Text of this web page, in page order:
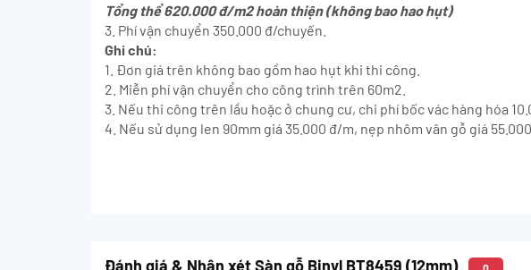
Tổng thể 620.000 đ/m2 hoàn thiện (không bao hao hụt)
3. Phí vận chuyển 350.000 đ/chuyến.
Ghi chú:
1. Đơn giá trên không bao gồm hao hụt khi thi công.
2. Miễn phí vận chuyển cho công trình trên 60m2.
3. Nếu thi công trên lầu hoặc ở chung cư, chi phí bốc vác hàng hóa
4. Nếu sử dụng len 90mm giá 35.000 đ/m, nẹp nhôm vân gỗ giá
Đánh giá & Nhận xét Sàn gỗ Binyl BT8459 (12mm)